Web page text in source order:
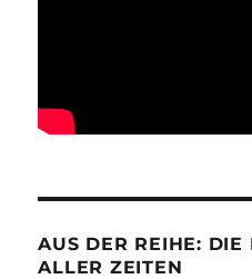
AUS DER REIHE: DIE
ALLER ZEITEN